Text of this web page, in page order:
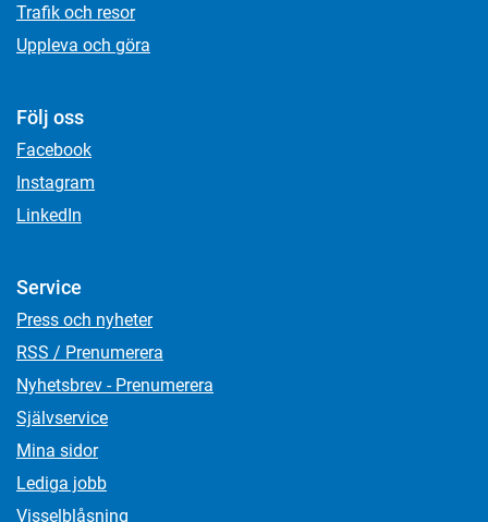
Trafik och resor
Uppleva och göra
Följ oss
Facebook
Instagram
LinkedIn
Service
Press och nyheter
RSS / Prenumerera
Nyhetsbrev - Prenumerera
Självservice
Mina sidor
Lediga jobb
Visselblåsning